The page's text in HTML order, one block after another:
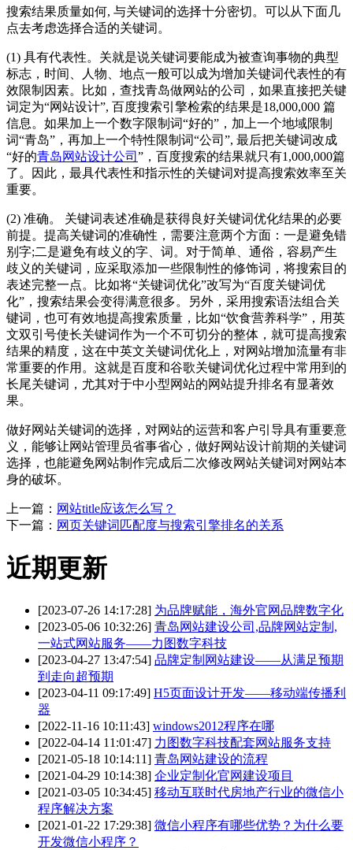
搜索结果质量如何, 与关键词的选择十分密切。可以从下面几
点去考虑选择合适的关键词。
(1) 具有代表性。关就是说关键词要能成为被查询事物的典型
标志，时间、人物、地点一般可以成为增加关键词代表性的有
效限制因素。比如，查找青岛做网站的公司，如果直接把关键
词定为“网站设计”, 百度搜索引擎检索的结果是18,000,000 篇
信息。如果加上一个数字限制词“好的”，加上一个地域限制
词“青岛”，再加上一个特性限制词“公司”, 最后把关键词改成
“好的青岛网站设计公司 ”，百度搜索的结果就只有1,000,000篇
了。因此，最具代表性和指示性的关键词对提高搜索效率至关
重要。
(2) 准确。 关键词表述准确是获得良好关键词优化结果的必要
前提。提高关键词的准确性，需要注意两个方面：一是避免错
别字;二是避免有歧义的字、词。对于简单、通俗，容易产生
歧义的关键词，应采取添加一些限制性的修饰词，将搜索目的
表述完整一点。比如将“关键词优化”改写为“百度关键词优
化”，搜索结果会变得满意很多。另外，采用搜索语法组合关
键词，也可有效地提高搜索质量，比如“饮食营养科学”，用英
文双引号使长关键词作为一个不可切分的整体，就可提高搜索
结果的精度，这在中英文关键词优化上，对网站增加流量有非
常重要的作用。这就是百度和谷歌关键词优化过程中常用到的
长尾关键词，尤其对于中小型网站的网站提升排名有显著效
果。
做好网站关键词的选择，对网站的运营和客户引导具有重要意
义，能够让网站管理员省事省心，做好网站设计前期的关键词
选择，也能避免网站制作完成后二次修改网站关键词对网站本
身的破坏。
上一篇： 网站title应该怎么写？
下一篇： 网页关键词匹配度与搜索引擎排名的关系
近期更新
[2023-07-26 14:17:28] 为品牌赋能，海外官网品牌数字化
[2023-05-06 10:32:26] 青岛网站建设公司,品牌网站定制,
一站式网站服务——力图数字科技
[2023-04-27 13:47:54] 品牌定制网站建设——从满足预期
到走向超预期
[2023-04-11 09:17:49] H5页面设计开发——移动端传播利
器
[2022-11-16 10:11:43] windows2012程序在哪
[2022-04-14 11:01:47] 力图数字科技配套网站服务支持
[2021-05-18 10:14:11] 青岛网站建设的流程
[2021-04-29 10:14:38] 企业定制化官网建设项目
[2021-03-05 10:34:45] 移动互联时代房地产行业的微信小
程序解决方案
[2021-01-22 17:29:38] 微信小程序有哪些优势？为什么要
开发微信小程序？